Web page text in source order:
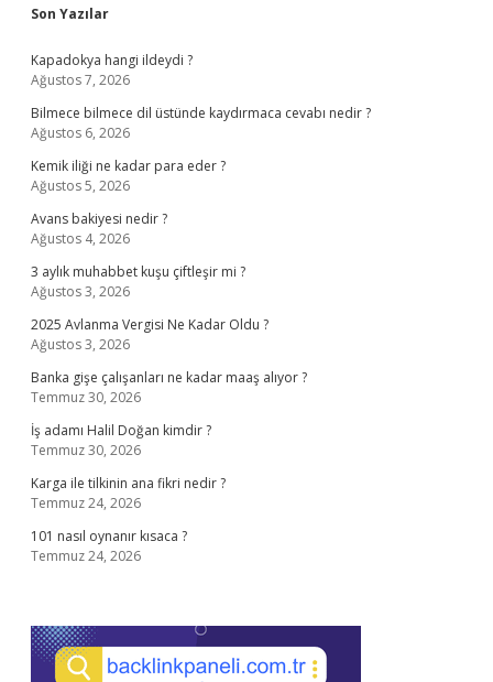
Sidebar
Son Yazılar
Kapadokya hangi ildeydi ?
Ağustos 7, 2026
Bilmece bilmece dil üstünde kaydırmaca cevabı nedir ?
Ağustos 6, 2026
Kemik iliği ne kadar para eder ?
Ağustos 5, 2026
Avans bakiyesi nedir ?
Ağustos 4, 2026
3 aylık muhabbet kuşu çiftleşir mi ?
Ağustos 3, 2026
2025 Avlanma Vergisi Ne Kadar Oldu ?
Ağustos 3, 2026
Banka gişe çalışanları ne kadar maaş alıyor ?
Temmuz 30, 2026
İş adamı Halil Doğan kimdir ?
Temmuz 30, 2026
Karga ile tilkinin ana fikri nedir ?
Temmuz 24, 2026
101 nasıl oynanır kısaca ?
Temmuz 24, 2026